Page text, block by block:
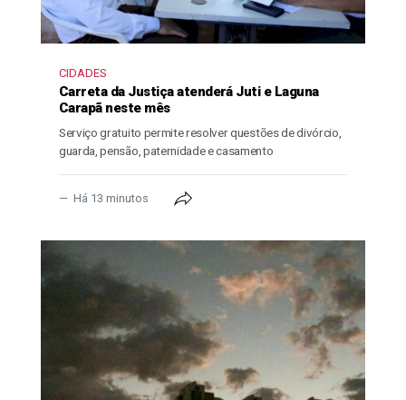
CIDADES
Carreta da Justiça atenderá Juti e Laguna
Carapã neste mês
Serviço gratuito permite resolver questões de divórcio,
guarda, pensão, paternidade e casamento
Há 13 minutos